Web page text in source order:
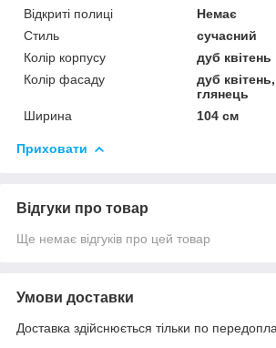
Відкриті полиці
Немає
Стиль
сучасний
Колір корпусу
дуб квітень
Колір фасаду
дуб
глянець
Ширина
104 см
Приховати
Відгуки про товар
Ще немає відгуків про цей товар
Умови доставки
Доставка здійснюється тільки по